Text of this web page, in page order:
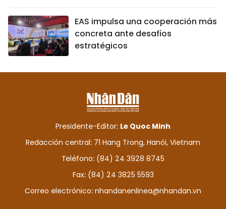
EAS impulsa una cooperación más
concreta ante desafíos
estratégicos
Presidente-Editor: Le Quoc Minh
Redacción central: 71 Hang Trong, Hanói, Vietnam
Teléfono: (84) 24 3928 8745
Fax: (84) 24 3825 5593
Correo electrónico: nhandanenlinea@nhandan.vn